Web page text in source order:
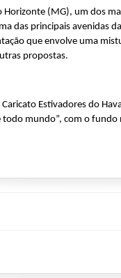
(MG), um dos
das principais avenidas
que envolve uma
propostas.
Estivadores do
todo mundo”, com o fundo